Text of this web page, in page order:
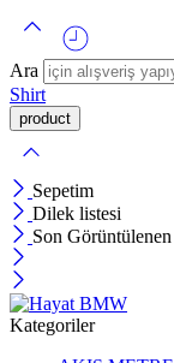
Ara
Shirt
Sepetim
Dilek listesi
Son Görüntülenen
Kategoriler